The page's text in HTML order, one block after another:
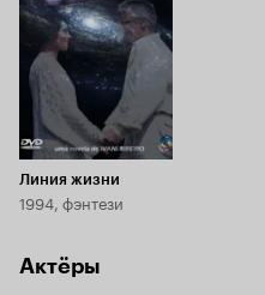
Линия жизни
1994, фэнтези
Актёры